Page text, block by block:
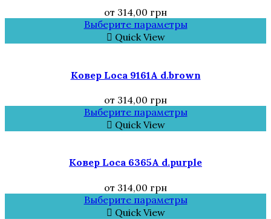
от 314,00 грн
Выберите параметры
Quick View
Ковер Loca 9161A d.brown
от 314,00 грн
Выберите параметры
Quick View
Ковер Loca 6365A d.purple
от 314,00 грн
Выберите параметры
Quick View